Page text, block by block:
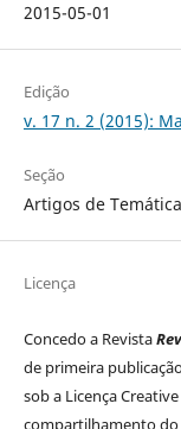
2015-05-01
Edição
v. 17 n. 2 (2015):
Seção
Artigos de
Licença
Concedo a Revista
de primeira
sob a Licença
compartilhamento